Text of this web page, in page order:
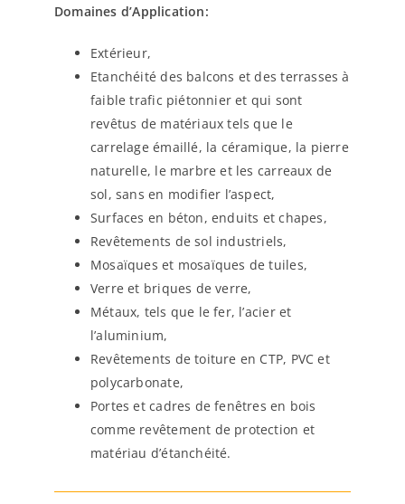
Domaines d’Application:
Extérieur,
Etanchéité des balcons et des terrasses à
faible trafic piétonnier et qui sont
revêtus de matériaux tels que le
carrelage émaillé, la céramique, la pierre
naturelle, le marbre et les carreaux de
sol, sans en modifier l’aspect,
Surfaces en béton, enduits et chapes,
Revêtements de sol industriels,
Mosaïques et mosaïques de tuiles,
Verre et briques de verre,
Métaux, tels que le fer, l’acier et
l’aluminium,
Revêtements de toiture en CTP, PVC et
polycarbonate,
Portes et cadres de fenêtres en bois
comme revêtement de protection et
matériau d’étanchéité.